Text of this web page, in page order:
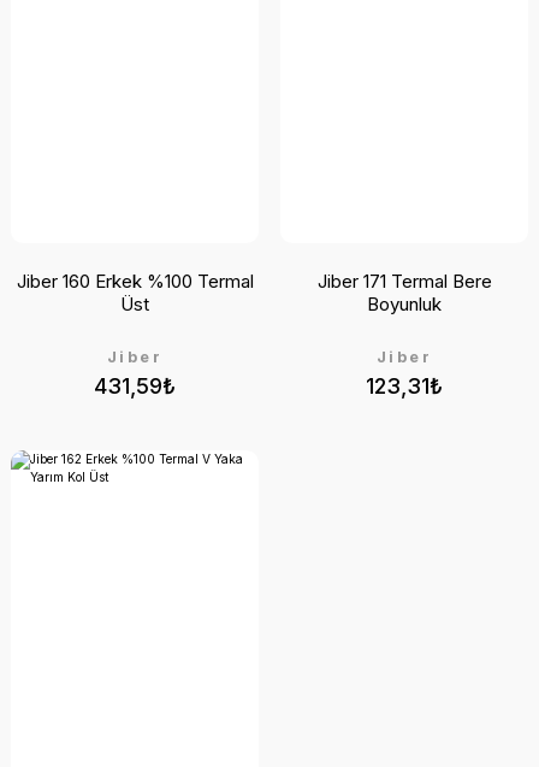
431,59₺
Jiber
Jiber 160 Erkek %100 Termal
Üst
123,31₺
Jiber
Jiber 171 Termal Bere
Boyunluk